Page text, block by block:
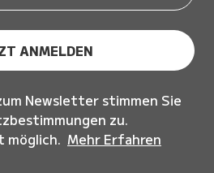
ANMELDEN
Newsletter stimmen Sie
zu.
möglich. Mehr Erfahren